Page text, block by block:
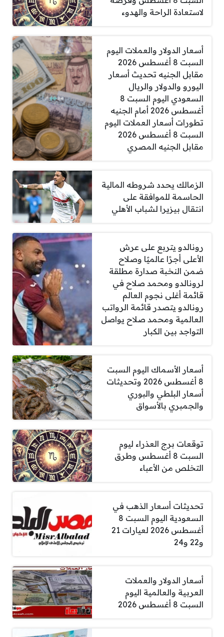
لاستعادة الراحة والهدوء
أسعار الدولار والعملات اليوم
السبت 8 أغسطس 2026
مقابل الجنيه تحديث أسعار
اليورو والدولار والريال
السعودي اليوم السبت 8
أغسطس 2026 أمام الجنيه
تطورات أسعار العملات اليوم
السبت 8 أغسطس 2026
مقابل الجنيه المصري
الزمالك يحدد شروطه المالية
الحاسمة للموافقة على
انتقال بيزيرا لشباب الأهلي
رونالدو يتربع على عرش
الأعلى أجرًا عالميًا وصلاح
ضمن النخبة صدارة مطلقة
لرونالدو ومحمد صلاح في
قائمة أغلى نجوم العالم
رونالدو يتصدر قائمة الرواتب
العالمية ومحمد صلاح يواصل
التواجد بين الكبار
أسعار الأسماك اليوم السبت
8 أغسطس 2026 وتحديثات
أسعار البلطي والبوري
والجمبري بالأسواق
توقعات برج العذراء ليوم
السبت 8 أغسطس وطرق
التخلص من الأعباء
تحديثات أسعار الذهب في
السعودية اليوم السبت 8
أغسطس 2026 لعيارات 21
و22 و24
أسعار الدولار والعملات
العربية والعالمية اليوم
السبت 8 أغسطس 2026